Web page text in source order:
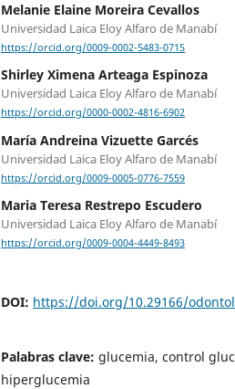
Melanie Elaine Moreira Cevallos
Universidad Laica Eloy Alfaro de Manabí
https://orcid.org/0009-0002-5483-0715
Shirley Ximena Arteaga Espinoza
Universidad Laica Eloy Alfaro de Manabí
https://orcid.org/0000-0002-4816-6902
María Andreina Vizuette Garcés
Universidad Laica Eloy Alfaro de Manabí
https://orcid.org/0009-0005-0776-7559
Maria Teresa Restrepo Escudero
Universidad Laica Eloy Alfaro de Manabí
https://orcid.org/0009-0004-4449-8493
DOI: https://doi.org/10.29166/
Palabras clave: glucemia, control
hiperglucemia